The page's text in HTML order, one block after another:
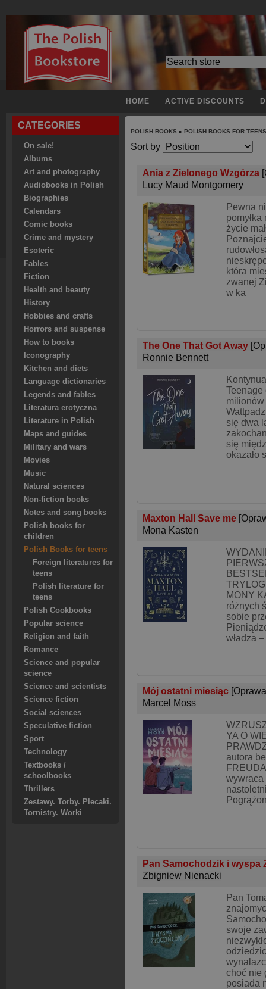
HOME ACTIVE DISCOUNTS
CATEGORIES
On sale!
Albums
Art and photography
Audiobooks in Polish
Biographies
Calendars
Comic books
Crime and mystery
Esoteric
Fables
Fiction
Health and beauty
History
Hobbies and crafts
Horrors and suspense
How to books
Iconography
Kitchen and diets
Language dictionaries
Legends and fables
Literatura erotyczna
Literature in Polish
Maps and guides
Military and wars
Movies
Music
Natural sciences
Non-fiction books
Notes and song books
Polish books for
children
Polish Books for teens
Foreign literatures for
teens
Polish literature for
teens
Polish Cookbooks
Popular science
Religion and faith
Romance
Science and popular
science
Science and scientists
Science fiction
Social sciences
Speculative fiction
Sport
Technology
Textbooks /
schoolbooks
Thrillers
Zestawy. Torby. Plecaki.
Tornistry. Worki
POLISH BOOKS » POLISH BOOKS FOR TEENS
Sort by
Ania z Zielonego Wzgórza
Lucy Maud Montgomery
Pewna
życie
która
zwanej
w ka
The One That Got Away
Ronnie Bennett
Teenage
milionów
się dwa
się
okazało
Maxton Hall Save me
Mona Kasten
MONY
różnych
sobie
władza
Mój ostatni miesiąc
Marcel Moss
YA O
autora
wywraca
Pan Samochodzik i wyspa
Zbigniew Nienacki
Pan
swoje
choć nie
posiada